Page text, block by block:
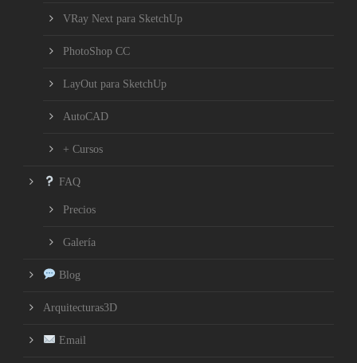
VRay Next para SketchUp
PhotoShop CC
LayOut para SketchUp
AutoCAD
+ Cursos
FAQ
Precios
Galería
Blog
Arquitecturas3D
Email